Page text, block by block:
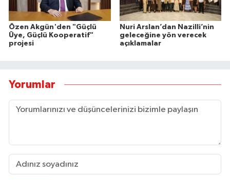
Özen Akgün'den "Güçlü
Üye, Güçlü Kooperatif"
projesi
Nuri Arslan’dan Nazilli’nin
geleceğine yön verecek
açıklamalar
Yorumlar